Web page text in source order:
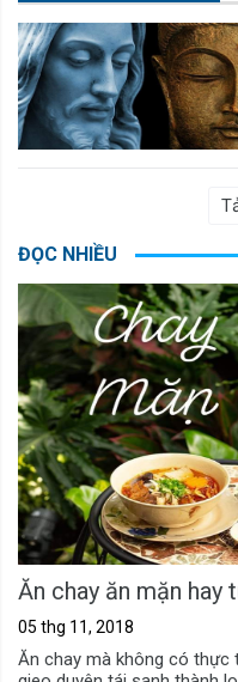
ĐỌC NHIỀU
Ăn chay ăn mặn hay
05 thg 11, 2018
Ăn chay mà không có thực